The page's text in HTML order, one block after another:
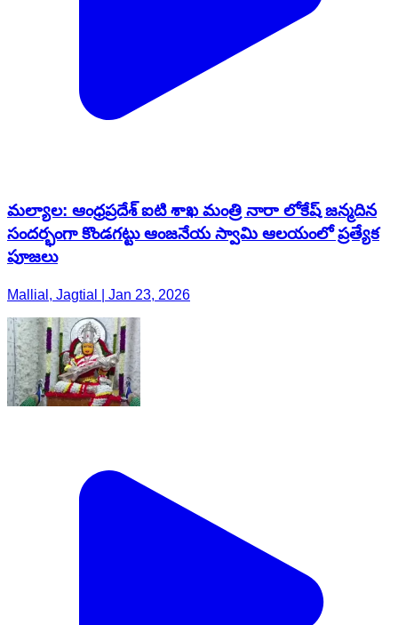
మల్యాల: ఆంధ్రప్రదేశ్ ఐటి శాఖ మంత్రి నారా లోకేష్ జన్మదిన
సందర్భంగా కొండగట్టు ఆంజనేయ స్వామి ఆలయంలో ప్రత్యేక
పూజలు
Mallial, Jagtial | Jan 23, 2026